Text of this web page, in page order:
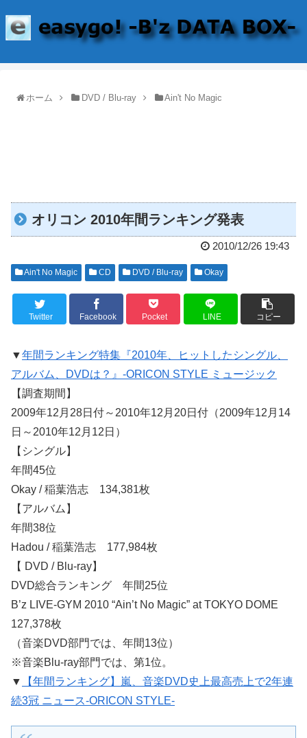
ホーム DVD / Blu-ray Ain't No Magic
オリコン 2010年間ランキング発表
2010/12/26 19:43
Ain't No Magic CD DVD / Blu-ray Okay
Twitter Facebook Pocket LINE コピー
▼年間ランキング特集『2010年、ヒットしたシングル、
アルバム、DVDは？』-ORICON STYLE ミュージック
【調査期間】
2009年12月28日付～2010年12月20日付（2009年12月14
日～2010年12月12日）
【シングル】
年間45位
Okay / 稲葉浩志 134,381枚
【アルバム】
年間38位
Hadou / 稲葉浩志 177,984枚
【 DVD / Blu-ray】
DVD総合ランキング 年間25位
B’z LIVE-GYM 2010 “Ain’t No Magic” at TOKYO DOME
127,378枚
（音楽DVD部門では、年間13位）
※音楽Blu-ray部門では、第1位。
▼
【年間ランキング】嵐、音楽DVD史上最高売上で2年連
続3冠 ニュース-ORICON STYLE-